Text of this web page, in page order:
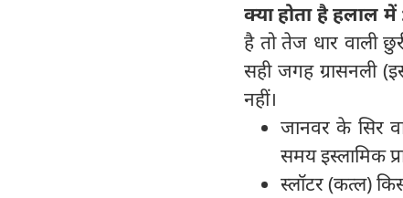
क्‍या होता है हलाल में
है तो तेज धार वाली
सही जगह ग्रासनली
नहीं।
जानवर के सिर
समय इस्लामिक
स्लॉटर (कत्‍ल)